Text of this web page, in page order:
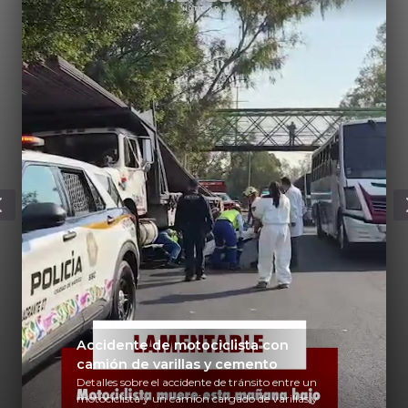
Accidente de motociclista con
camión de varillas y cemento
Detalles sobre el accidente de tránsito entre un
motociclista y un camión cargado de varillas y